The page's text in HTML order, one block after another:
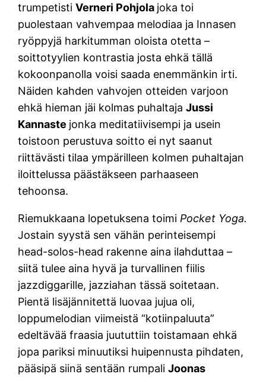
trumpetistiVerneri Pohjola joka toi
puolestaan vahvempaa melodiaa ja Innasen
ryöppyjä harkitumman oloista otetta –
soittotyylien kontrastia josta ehkä tällä
kokoonpanolla voisi saada enemmänkin irti.
Näiden kahden vahvojen otteiden varjoon
ehkä hieman jäi kolmas puhaltajaJussi
Kannaste jonka meditatiivisempi ja usein
toistoon perustuva soitto ei nyt saanut
riittävästi tilaa ympärilleen kolmen puhaltajan
iloittelussa päästäkseen parhaaseen
tehoonsa.
Riemukkaana lopetuksena toimi Pocket Yoga.
Jostain syystä sen vähän perinteisempi
head-solos-head rakenne aina ilahduttaa –
siitä tulee aina hyvä ja turvallinen fiilis
jazzdiggarille, jazziahan tässä soitetaan.
Pientä lisäjännitettä luovaa jujua oli,
loppumelodian viimeistä “kotiinpaluuta”
edeltävää fraasia juututtiin toistamaan ehkä
jopa pariksi minuutiksi huipennusta pihdaten,
pääsipä siinä sentään rumpaliJoonas